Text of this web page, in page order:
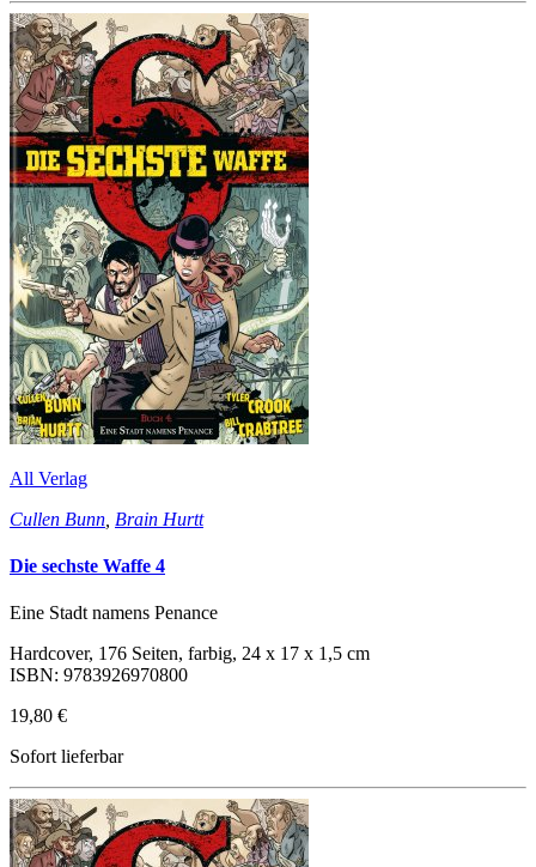
All Verlag
Cullen Bunn Brain Hurtt
Die sechste Waffe 4
Eine Stadt namens Penance
Hardcover, 176 Seiten, farbig, 24 x 17 x 1,5 cm
ISBN: 9783926970800
19,80 €
Sofort lieferbar